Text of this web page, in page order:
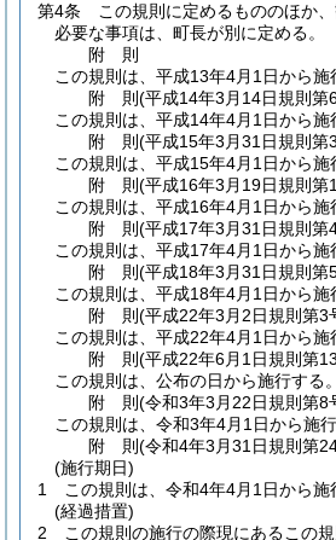
第4条
この規則に定めるもののほか
必要な事項は、町長が別に定める。
附 則
この規則は、平成13年4月1日から施
附 則(平成14年3月14日規則第
この規則は、平成14年4月1日から施
附 則(平成15年3月31日規則第
この規則は、平成15年4月1日から施
附 則(平成16年3月19日規則第
この規則は、平成16年4月1日から施
附 則(平成17年3月31日規則第
この規則は、平成17年4月1日から施
附 則(平成18年3月31日規則第
この規則は、平成18年4月1日から施
附 則(平成22年3月2日規則第3
この規則は、平成22年4月1日から施
附 則(平成22年6月1日規則第
この規則は、公布の日から施行する。
附 則(令和3年3月22日規則第8
この規則は、令和3年4月1日から施行
附 則(令和4年3月31日規則第
(施行期日)
1
この規則は、令和4年4月1日から施
(経過措置)
2
この規則の施行の際現にあるこの